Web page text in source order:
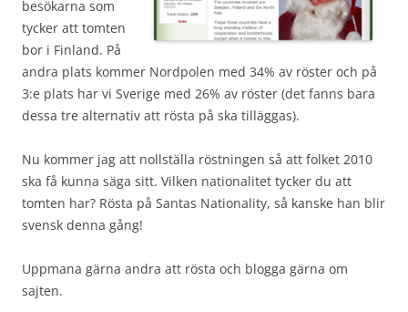
besökarna som
tycker att tomten
bor i Finland. På
andra plats kommer Nordpolen med 34% av röster och på
3:e plats har vi Sverige med 26% av röster (det fanns bara
dessa tre alternativ att rösta på ska tilläggas).
Nu kommer jag att nollställa röstningen så att folket 2010
ska få kunna säga sitt. Vilken nationalitet tycker du att
tomten har? Rösta på Santas Nationality, så kanske han blir
svensk denna gång!
Uppmana gärna andra att rösta och blogga gärna om
sajten.